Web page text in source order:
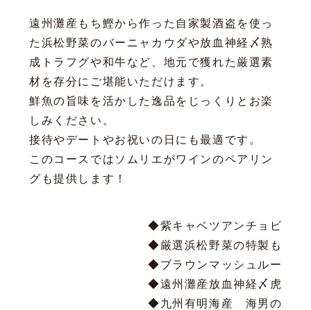
遠州灘産もち鰹から作った自家製酒盗を使っ
た浜松野菜のバーニャカウダや放血神経〆熟
成トラフグや和牛など、地元で獲れた厳選素
材を存分にご堪能いただけます。
鮮魚の旨味を活かした逸品をじっくりとお楽
しみください。
接待やデートやお祝いの日にも最適です。
このコースではソムリエがワインのペアリン
グも提供します！
◆紫キャベツアンチョビマリ
◆厳選浜松野菜の特製もち鰹
◆ブラウンマッシュルームと
◆遠州灘産放血神経〆虎河豚
◆九州有明海産 海男の生